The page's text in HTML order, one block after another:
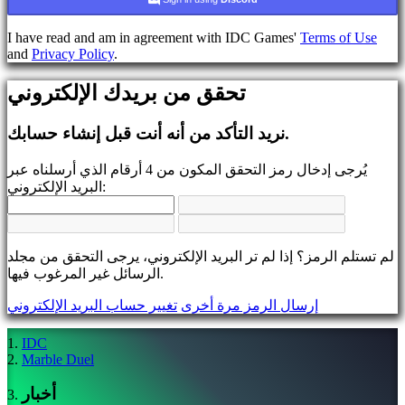
الدخول
نسيت
رقمك
السري؟
تغيير
AR
BS
CS
EL
EN
FI
FR
HR
IT
KO
I have read and am in agreement with IDC Games' Terms of Use
and Privacy Policy.
تحقق من بريدك الإلكتروني
نريد التأكد من أنه أنت قبل إنشاء حسابك.
يُرجى إدخال رمز التحقق المكون من 4 أرقام الذي أرسلناه عبر
البريد الإلكتروني:
لم تستلم الرمز؟ إذا لم تر البريد الإلكتروني، يرجى التحقق من مجلد
الرسائل غير المرغوب فيها.
إرسال الرمز مرة أخرى تغيير حساب البريد الإلكتروني
IDC
Marble Duel
أخبار